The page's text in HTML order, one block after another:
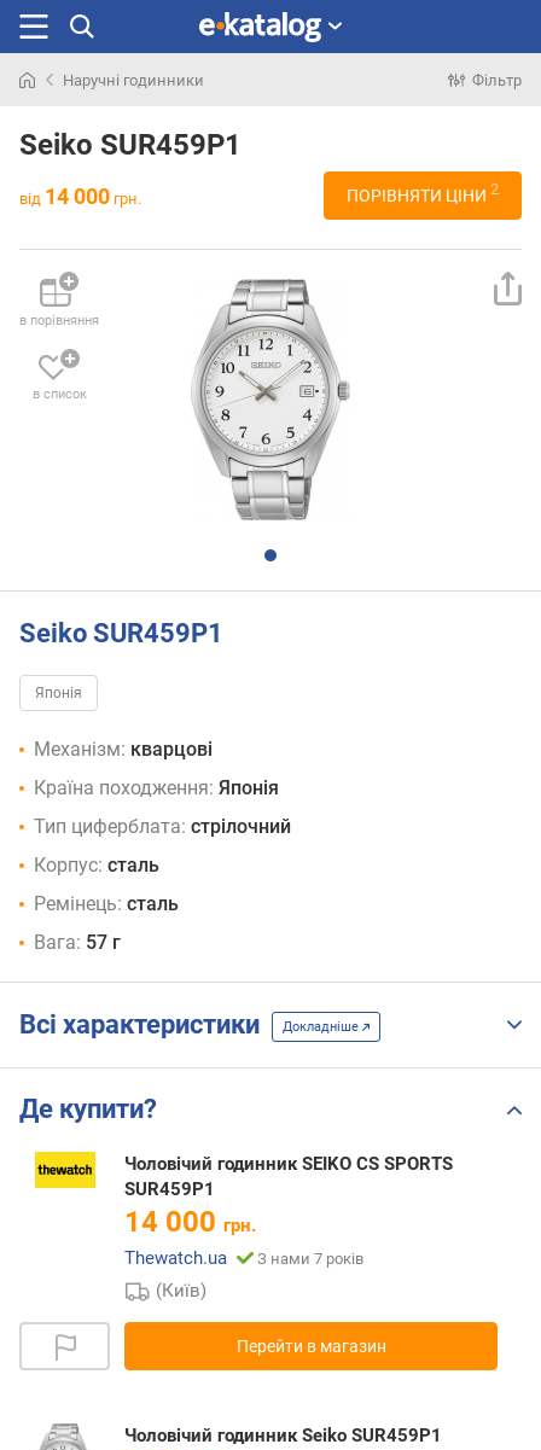
раніше
Наручні годинники Фільтр
Seiko SUR459P1
від 14 000 грн. ПОРІВНЯТИ ЦІНИ 2
в порівняння
в список
Seiko SUR459P1
Японія
Механізм: кварцові
Країна походження: Японія
Тип циферблата: стрілочний
Корпус: сталь
Ремінець: сталь
Вага: 57 г
Всі характеристики Докладніше
Де купити?
Чоловічий годинник SEIKO CS SPORTS
SUR459P1
14 000 грн.
Thewatch.ua
З нами 7 років
(Київ)
Перейти в магазин
Чоловічий годинник Seiko SUR459P1